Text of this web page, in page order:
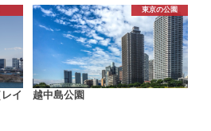
イ
東京の公園
越中島公園